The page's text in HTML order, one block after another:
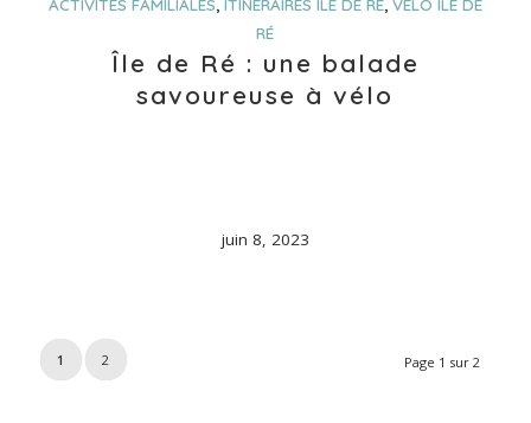
ACTIVITÉS FAMILIALES, ITINÉRAIRES ILE DE RÉ, VÉLO ILE DE
RÉ
Île de Ré : une balade
savoureuse à vélo
juin 8, 2023
Page 1 sur 2
1 2